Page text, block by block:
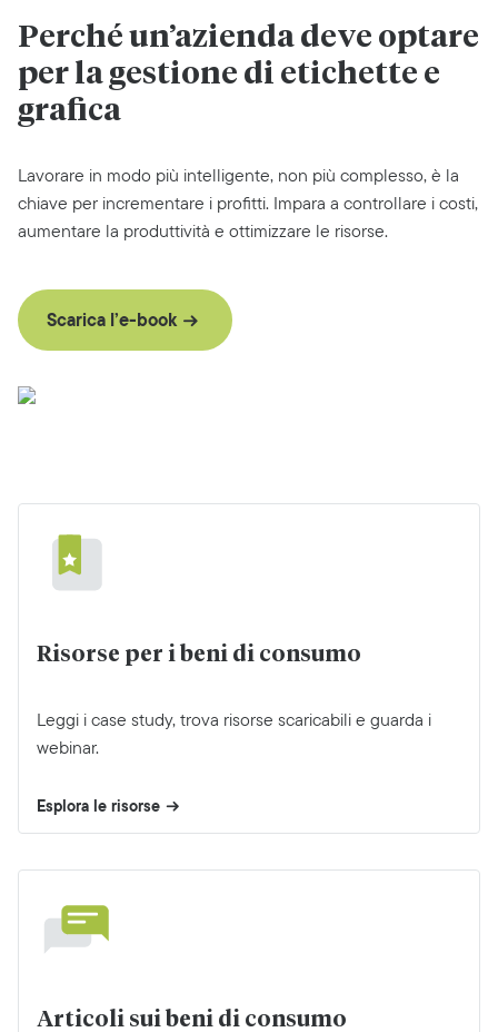
Perché un’azienda deve optare
per la gestione di etichette e
grafica
Lavorare in modo più intelligente, non più complesso, è la
chiave per incrementare i profitti. Impara a controllare i costi,
aumentare la produttività e ottimizzare le risorse.
Scarica l’e-book
Risorse per i beni di consumo
Leggi i case study, trova risorse scaricabili e guarda i
webinar.
Esplora le risorse
Articoli sui beni di consumo